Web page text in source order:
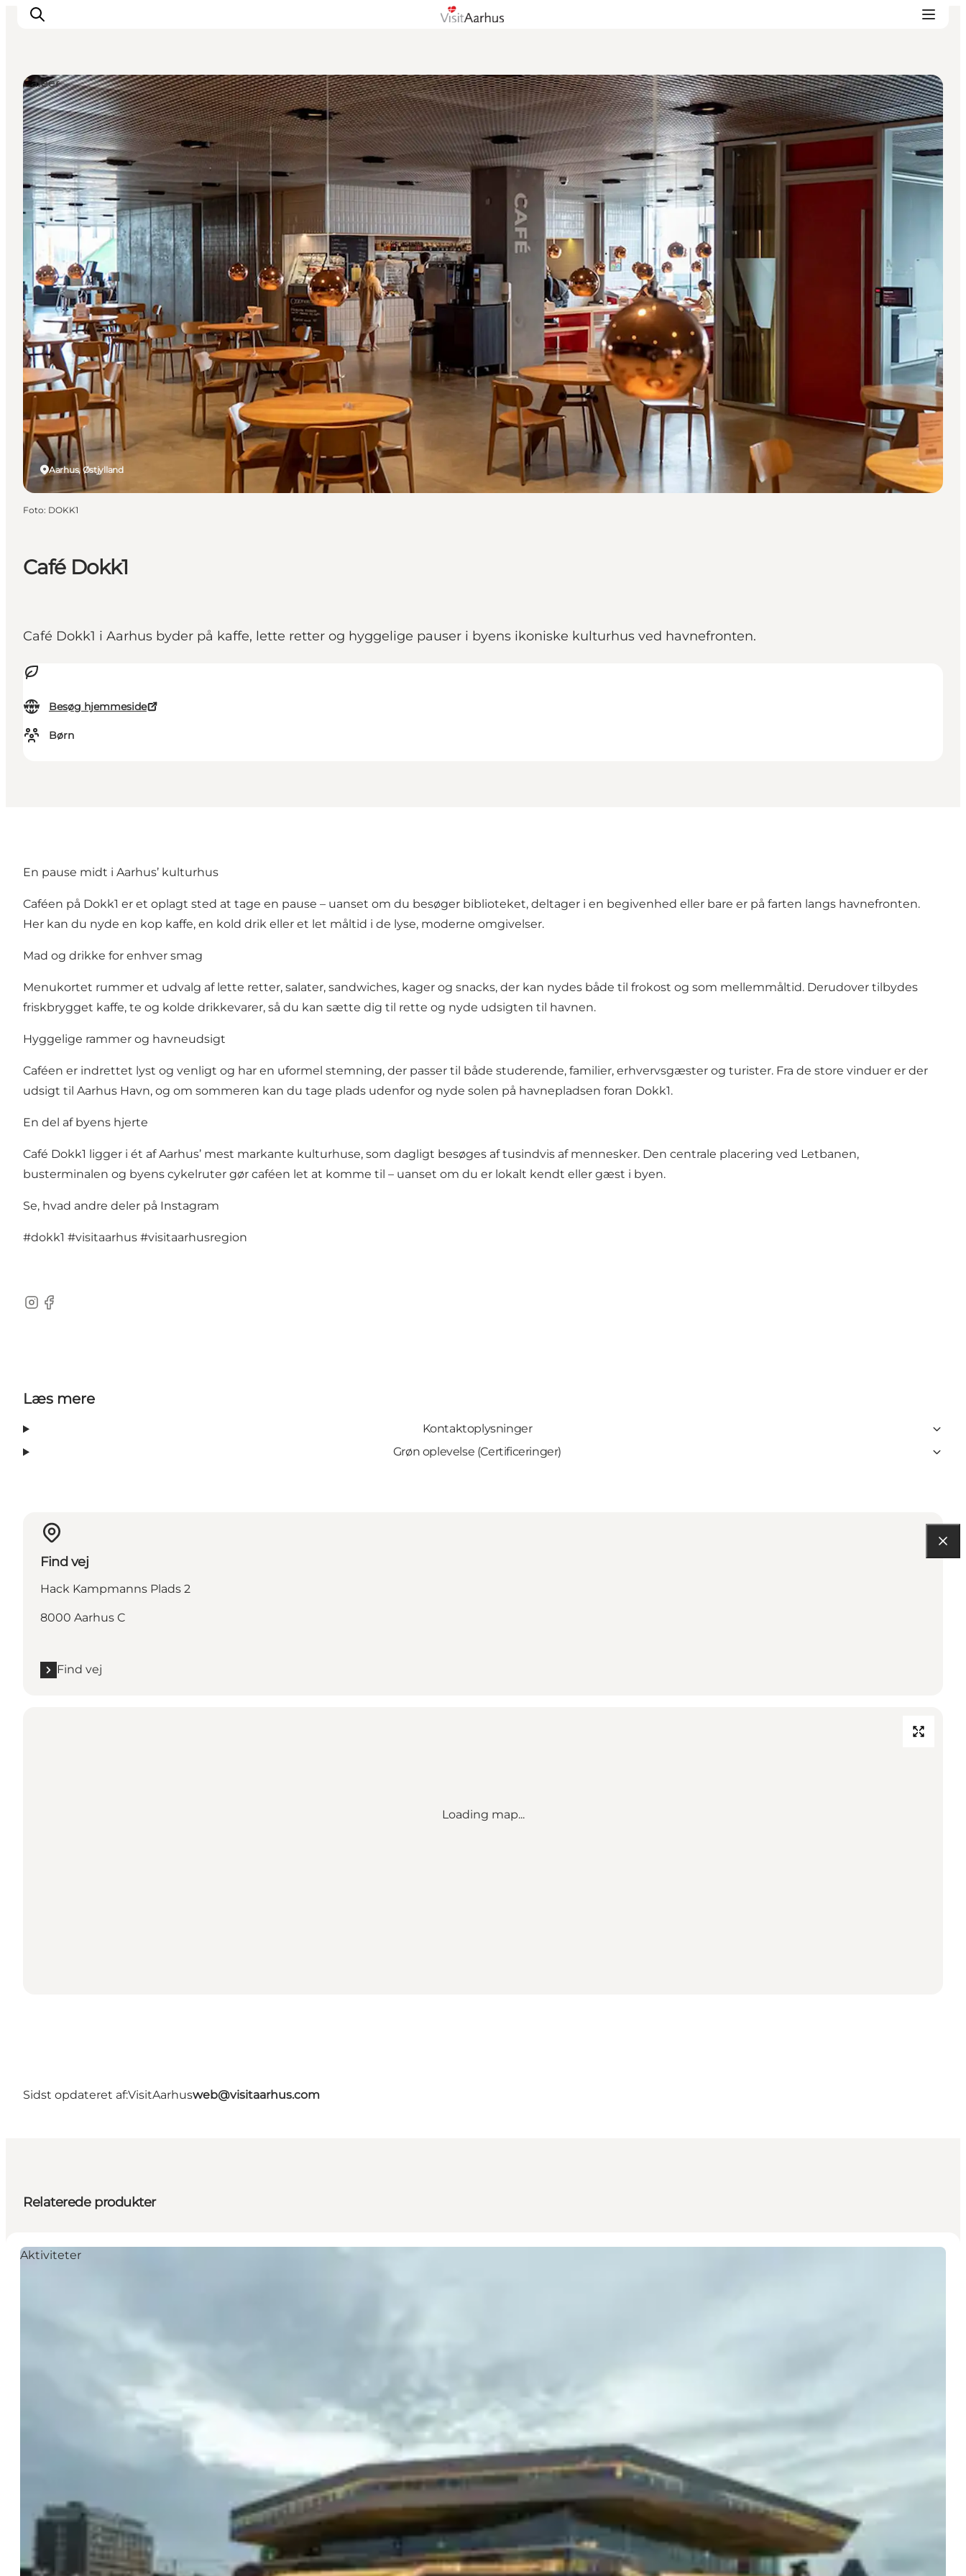
Oplevelser
Kalender
Byer og steder
Planlæg ferien
Transport
Café Dokk1
Café Dokk1 i Aarhus byder på kaffe, lette retter og hyggelige pauser i byens ikoniske kulturhus ved havnefronten.
Besøg hjemmeside
Børn
Aarhus, Østjylland
Cafeer
Foto: DOKK1
En pause midt i Aarhus’ kulturhus
Caféen på Dokk1 er et oplagt sted at tage en pause – uanset om du besøger biblioteket, deltager i en begivenhed eller bare er på farten langs havnefronten.
Her kan du nyde en kop kaffe, en kold drik eller et let måltid i de lyse, moderne omgivelser.
Mad og drikke for enhver smag
Menukortet rummer et udvalg af lette retter, salater, sandwiches, kager og snacks, der kan nydes både til frokost og som mellemmåltid. Derudover tilbydes
friskbrygget kaffe, te og kolde drikkevarer, så du kan sætte dig til rette og nyde udsigten til havnen.
Hyggelige rammer og havneudsigt
Caféen er indrettet lyst og venligt og har en uformel stemning, der passer til både studerende, familier, erhvervsgæster og turister. Fra de store vinduer er der
udsigt til Aarhus Havn, og om sommeren kan du tage plads udenfor og nyde solen på havnepladsen foran Dokk1.
En del af byens hjerte
Café Dokk1 ligger i ét af Aarhus’ mest markante kulturhuse, som dagligt besøges af tusindvis af mennesker. Den centrale placering ved Letbanen,
busterminalen og byens cykelruter gør caféen let at komme til – uanset om du er lokalt kendt eller gæst i byen.
Se, hvad andre deler på Instagram
#dokk1 #visitaarhus #visitaarhusregion
Instagram
Facebook
Læs mere
Kontaktoplysninger
Grøn oplevelse (Certificeringer)
Find vej
Hack Kampmanns Plads 2
8000 Aarhus C
Find vej
Loading map...
Sidst opdateret af:VisitAarhusweb@visitaarhus.com
Relaterede produkter
Aktiviteter